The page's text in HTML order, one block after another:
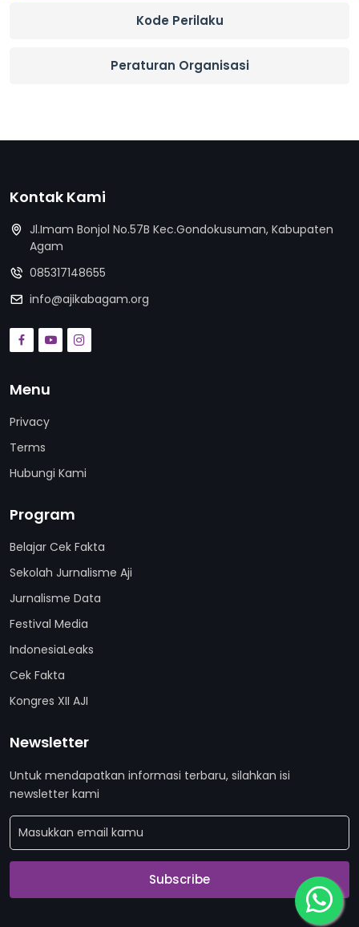
Kode Perilaku
Peraturan Organisasi
Kontak Kami
Jl.Imam Bonjol No.57B Kec.Gondokusuman, Kabupaten
Agam
085317148655
info@ajikabagam.org
Menu
Privacy
Terms
Hubungi Kami
Program
Belajar Cek Fakta
Sekolah Jurnalisme Aji
Jurnalisme Data
Festival Media
IndonesiaLeaks
Cek Fakta
Kongres XII AJI
Newsletter
Untuk mendapatkan informasi terbaru, silahkan isi
newsletter kami
Subscribe